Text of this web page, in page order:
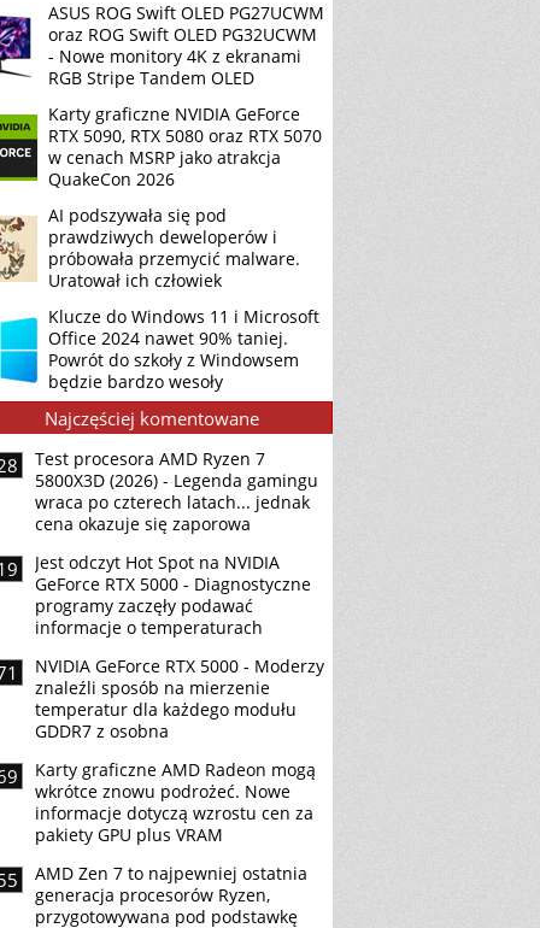
ASUS ROG Swift OLED PG27UCWM
oraz ROG Swift OLED PG32UCWM
- Nowe monitory 4K z ekranami
RGB Stripe Tandem OLED
Karty graficzne NVIDIA GeForce
RTX 5090, RTX 5080 oraz RTX 5070
w cenach MSRP jako atrakcja
QuakeCon 2026
AI podszywała się pod
prawdziwych deweloperów i
próbowała przemycić malware.
Uratował ich człowiek
Klucze do Windows 11 i Microsoft
Office 2024 nawet 90% taniej.
Powrót do szkoły z Windowsem
będzie bardzo wesoły
Najczęściej komentowane
Test procesora AMD Ryzen 7
5800X3D (2026) - Legenda gamingu
wraca po czterech latach... jednak
cena okazuje się zaporowa
Jest odczyt Hot Spot na NVIDIA
GeForce RTX 5000 - Diagnostyczne
programy zaczęły podawać
informacje o temperaturach
NVIDIA GeForce RTX 5000 - Moderzy
znaleźli sposób na mierzenie
temperatur dla każdego modułu
GDDR7 z osobna
Karty graficzne AMD Radeon mogą
wkrótce znowu podrożeć. Nowe
informacje dotyczą wzrostu cen za
pakiety GPU plus VRAM
AMD Zen 7 to najpewniej ostatnia
generacja procesorów Ryzen,
przygotowywana pod podstawkę